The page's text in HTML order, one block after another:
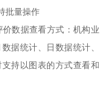
批量操作
数据查看方式：机构业
据统计、日数据统计、
持以图表的方式查看和